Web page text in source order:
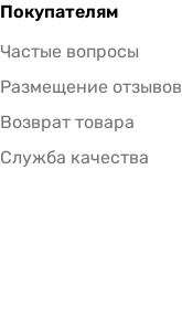
Покупателям
Частые вопросы
Размещение отзывов
Возврат товара
Служба качества